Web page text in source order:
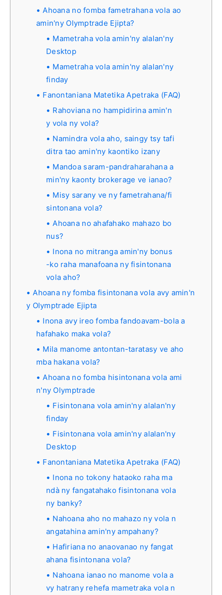
Ahoana no fomba fametrahana vola ao
amin'ny Olymptrade Ejipta?
Mametraha vola amin'ny alalan'ny
Desktop
Mametraha vola amin'ny alalan'ny
finday
Fanontaniana Matetika Apetraka (FAQ)
Rahoviana no hampidirina amin'n
y vola ny vola?
Namindra vola aho, saingy tsy tafi
ditra tao amin'ny kaontiko izany
Mandoa saram-pandraharahana a
min'ny kaonty brokerage ve ianao?
Misy sarany ve ny fametrahana/fi
sintonana vola?
Ahoana no ahafahako mahazo bo
nus?
Inona no mitranga amin'ny bonus
-ko raha manafoana ny fisintonana
vola aho?
Ahoana ny fomba fisintonana vola avy amin'n
y Olymptrade Ejipta
Inona avy ireo fomba fandoavam-bola a
hafahako maka vola?
Mila manome antontan-taratasy ve aho
mba hakana vola?
Ahoana no fomba hisintonana vola ami
n'ny Olymptrade
Fisintonana vola amin'ny alalan'ny
finday
Fisintonana vola amin'ny alalan'ny
Desktop
Fanontaniana Matetika Apetraka (FAQ)
Inona no tokony hataoko raha ma
ndà ny fangatahako fisintonana vola
ny banky?
Nahoana aho no mahazo ny vola n
angatahina amin'ny ampahany?
Hafiriana no anaovanao ny fangat
ahana fisintonana vola?
Nahoana ianao no manome vola a
vy hatrany rehefa mametraka vola n